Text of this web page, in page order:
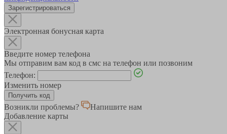
Зарегистрироваться
Электронная бонусная карта
Введите номер телефона
Мы отправим вам код в смс на телефон или позвоним
Телефон:
Изменить номер
Возникли проблемы?
Напишите нам
Добавление карты